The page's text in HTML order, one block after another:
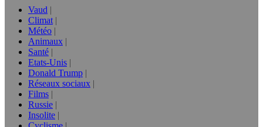
Vaud
Climat
Météo
Animaux
Santé
Etats-Unis
Donald Trump
Réseaux sociaux
Films
Russie
Insolite